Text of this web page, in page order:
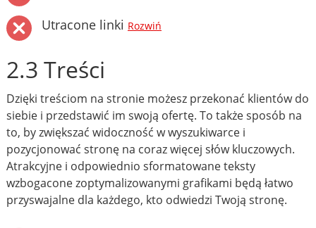
Utracone linki Rozwiń
2.3 Treści
Dzięki treściom na stronie możesz przekonać klientów do
siebie i przedstawić im swoją ofertę. To także sposób na
to, by zwiększać widoczność w wyszukiwarce i
pozycjonować stronę na coraz więcej słów kluczowych.
Atrakcyjne i odpowiednio sformatowane teksty
wzbogacone zoptymalizowanymi grafikami będą łatwo
przyswajalne dla każdego, kto odwiedzi Twoją stronę.